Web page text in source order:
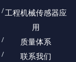
工程机械传感器应
用
质量体系
联系我们